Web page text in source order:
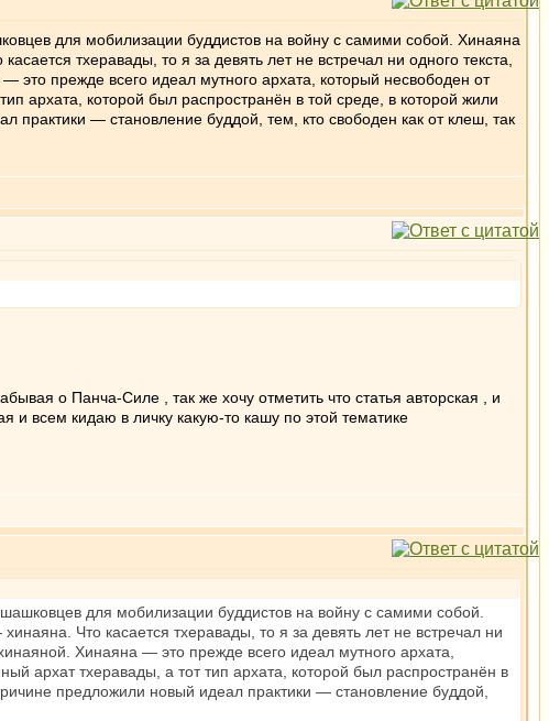
для мобилизации буддистов на войну с самими собой. Хинаяна
тхеравады, то я за девять лет не встречал ни одного текста,
это прежде всего идеал мутного архата, который несвободен от
архата, которой был распространён в той среде, в которой жили
— становление буддой, тем, кто свободен как от клеш, так
о Панча-Силе , так же хочу отметить что статья авторская , и
и всем кидаю в личку какую-то кашу по этой тематике
для мобилизации буддистов на войну с самими собой.
Что касается тхеравады, то я за девять лет не встречал ни
Хинаяна — это прежде всего идеал мутного архата,
архат тхеравады, а тот тип архата, которой был распространён в
предложили новый идеал практики — становление буддой,